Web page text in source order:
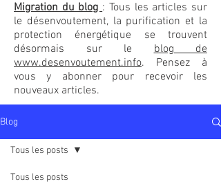
Migration du blog: Tous les articles sur
le désenvoutement, la purification et la
protection énergétique se trouvent
désormais sur leblog de
www.desenvoutement.info. Pensez à
vous y abonner pour recevoir les
nouveaux articles.
Blog
Tous les posts
Tous les posts